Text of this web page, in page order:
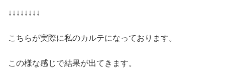
↓↓↓↓↓↓↓↓
こちらが実際に私のカルテになっております。
この様な感じで結果が出てきます。